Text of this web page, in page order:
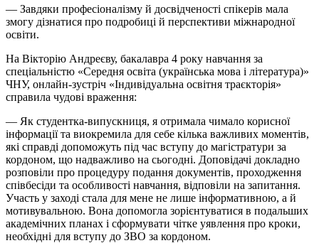
— Завдяки професіоналізму й досвідченості спікерів мала
змогу дізнатися про подробиці й перспективи міжнародної
освіти.
На Вікторію Андреєву, бакалавра 4 року навчання за
спеціальністю «Середня освіта (українська мова і література)»
ЧНУ, онлайн-зустріч «Індивідуальна освітня траєкторія»
справила чудові враження:
— Як студентка-випускниця, я отримала чимало корисної
інформації та виокремила для себе кілька важливих моментів,
які справді допоможуть під час вступу до магістратури за
кордоном, що надважливо на сьогодні. Доповідачі докладно
розповіли про процедуру подання документів, проходження
співбесіди та особливості навчання, відповіли на запитання.
Участь у заході стала для мене не лише інформативною, а й
мотивувальною. Вона допомогла зорієнтуватися в подальших
академічних планах і сформувати чітке уявлення про кроки,
необхідні для вступу до ЗВО за кордоном.